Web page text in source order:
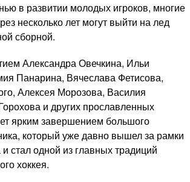
в развитии молодых игроков, многие
несколько лет могут выйти на лед
сборной.
Александра Овечкина, Ильи
Панарина, Вячеслава Фетисова,
Алексея Морозова, Василия
и других прославленных
ярким завершением большого
который уже давно вышел за рамки
стал одной из главных традиций
хоккея.